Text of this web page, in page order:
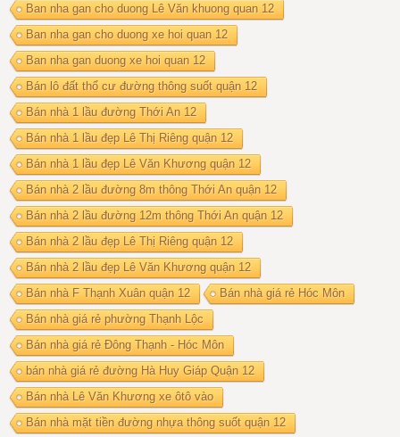
Ban nha gan cho duong Lê Văn khuong quan 12
Ban nha gan cho duong xe hoi quan 12
Ban nha gan duong xe hoi quan 12
Bán lô đất thổ cư đường thông suốt quận 12
Bán nhà 1 lầu đường Thới An 12
Bán nhà 1 lầu đẹp Lê Thị Riêng quận 12
Bán nhà 1 lầu đẹp Lê Văn Khương quận 12
Bán nhà 2 lầu đường 8m thông Thới An quận 12
Bán nhà 2 lầu đường 12m thông Thới An quận 12
Bán nhà 2 lầu đẹp Lê Thị Riêng quận 12
Bán nhà 2 lầu đẹp Lê Văn Khương quận 12
Bán nhà F Thạnh Xuân quận 12
Bán nhà giá rẻ Hóc Môn
Bán nhà giá rẻ phường Thạnh Lộc
Bán nhà giá rẻ Đông Thạnh - Hóc Môn
bán nhà giá rẻ đường Hà Huy Giáp Quận 12
Bán nhà Lê Văn Khương xe ôtô vào
Bán nhà mặt tiền đường nhựa thông suốt quận 12